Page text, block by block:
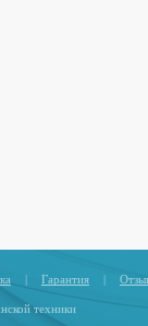
| Гарантия |
техники